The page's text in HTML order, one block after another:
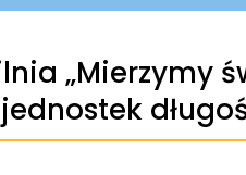
„Mierzymy